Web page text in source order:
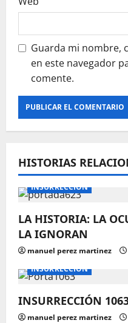
Guarda mi nombre,
en este navegador
comente.
HISTORIAS
INSURRECCIÓN
LA HISTORIA: LA
LA IGNORAN
manuel perez martinez
INSURRECCIÓN
INSURRECCIÓN
manuel perez martinez